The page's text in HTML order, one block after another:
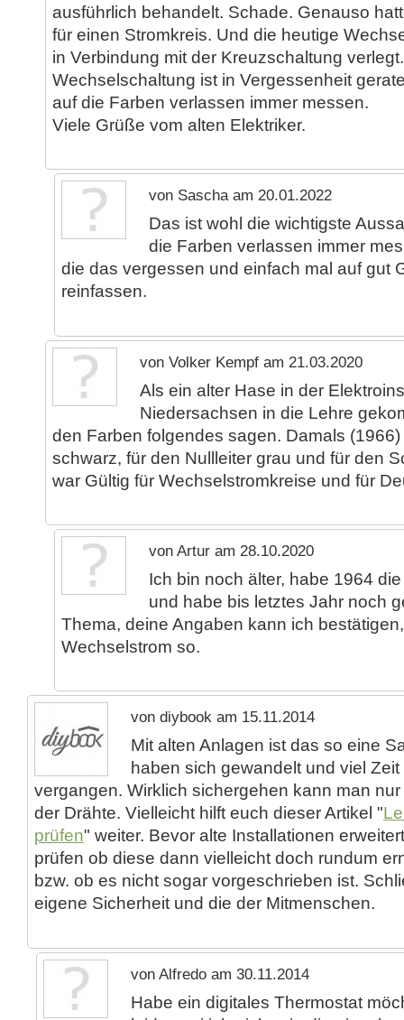
ausführlich behandelt. Schade. Genauso
für einen Stromkreis. Und die heutige
in Verbindung mit der Kreuzschaltung
Wechselschaltung ist in Vergessenheit
auf die Farben verlassen immer messen.
Viele Grüße vom alten Elektriker.
von Sascha am 20.01.2022
Das ist wohl die wichtigste
die Farben verlassen immer
die das vergessen und einfach mal auf gut
reinfassen.
von Volker Kempf am 21.03.2020
Als ein alter Hase in der
Niedersachsen in die Lehre
den Farben folgendes sagen. Damals
schwarz, für den Nullleiter grau und für den
war Gültig für Wechselstromkreise und für
von Artur am 28.10.2020
Ich bin noch älter, habe 1964
und habe bis letztes Jahr noch
Thema, deine Angaben kann ich
Wechselstrom so.
von diybook am 15.11.2014
Mit alten Anlagen ist das so eine
haben sich gewandelt und viel Zeit
vergangen. Wirklich sichergehen kann man
der Drähte. Vielleicht hilft euch dieser Artikel "
prüfen" weiter. Bevor alte Installationen
prüfen ob diese dann vielleicht doch rundum
bzw. ob es nicht sogar vorgeschrieben ist.
eigene Sicherheit und die der Mitmenschen.
von Alfredo am 30.11.2014
Habe ein digitales Thermostat